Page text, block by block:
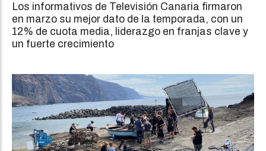
Los informativos de Televisión Canaria firmaron
en marzo su mejor dato de la temporada, con un
12% de cuota media, liderazgo en franjas clave y
un fuerte crecimiento